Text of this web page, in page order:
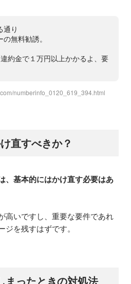
通り
無料勧誘。
約金で１万円以上かかるよ、要
numberinfo_0120_619_394.html
直すべきか？
、基本的にはかけ直す必要はあ
高いですし、重要な要件であれ
を残すはずです。
まったときの対処法